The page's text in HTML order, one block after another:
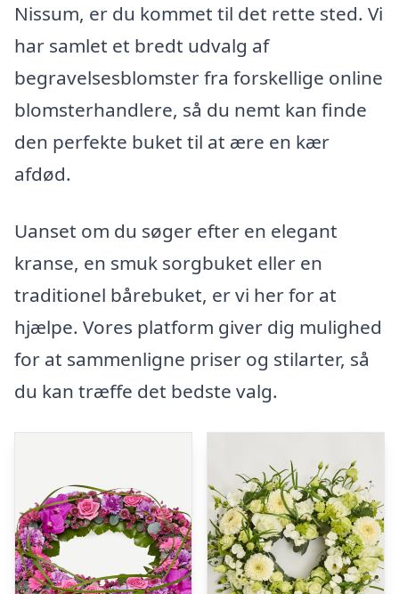
Nissum, er du kommet til det rette sted. Vi
har samlet et bredt udvalg af
begravelsesblomster fra forskellige online
blomsterhandlere, så du nemt kan finde
den perfekte buket til at ære en kær
afdød.
Uanset om du søger efter en elegant
kranse, en smuk sorgbuket eller en
traditionel bårebuket, er vi her for at
hjælpe. Vores platform giver dig mulighed
for at sammenligne priser og stilarter, så
du kan træffe det bedste valg.